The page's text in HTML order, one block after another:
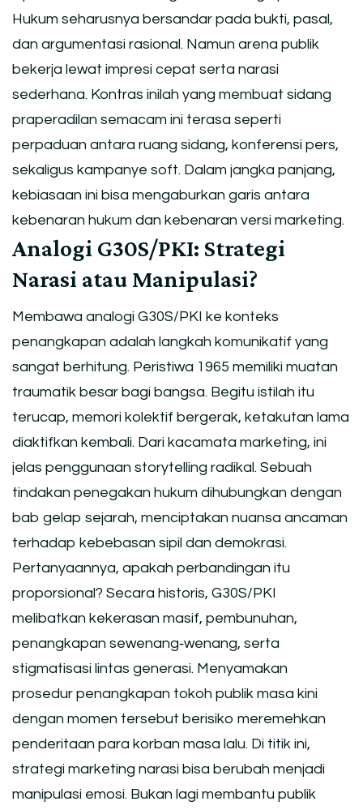
Hukum seharusnya bersandar pada bukti, pasal,
dan argumentasi rasional. Namun arena publik
bekerja lewat impresi cepat serta narasi
sederhana. Kontras inilah yang membuat sidang
praperadilan semacam ini terasa seperti
perpaduan antara ruang sidang, konferensi pers,
sekaligus kampanye soft. Dalam jangka panjang,
kebiasaan ini bisa mengaburkan garis antara
kebenaran hukum dan kebenaran versi marketing.
Analogi G30S/PKI: Strategi
Narasi atau Manipulasi?
Membawa analogi G30S/PKI ke konteks
penangkapan adalah langkah komunikatif yang
sangat berhitung. Peristiwa 1965 memiliki muatan
traumatik besar bagi bangsa. Begitu istilah itu
terucap, memori kolektif bergerak, ketakutan lama
diaktifkan kembali. Dari kacamata marketing, ini
jelas penggunaan storytelling radikal. Sebuah
tindakan penegakan hukum dihubungkan dengan
bab gelap sejarah, menciptakan nuansa ancaman
terhadap kebebasan sipil dan demokrasi.
Pertanyaannya, apakah perbandingan itu
proporsional? Secara historis, G30S/PKI
melibatkan kekerasan masif, pembunuhan,
penangkapan sewenang‑wenang, serta
stigmatisasi lintas generasi. Menyamakan
prosedur penangkapan tokoh publik masa kini
dengan momen tersebut berisiko meremehkan
penderitaan para korban masa lalu. Di titik ini,
strategi marketing narasi bisa berubah menjadi
manipulasi emosi. Bukan lagi membantu publik